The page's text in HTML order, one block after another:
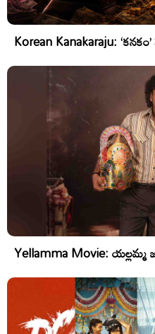
Korean Kanakaraju:
Yellamma Movie: యల్లమ్మ